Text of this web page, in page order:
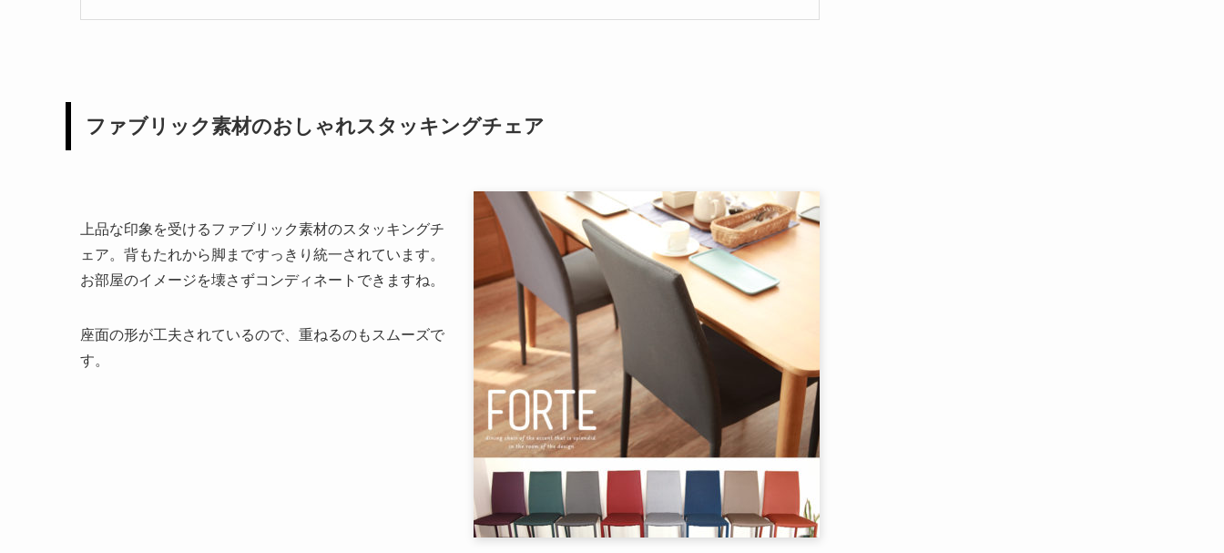
ファブリック素材のおしゃれスタッキングチェア
上品な印象を受けるファブリック素材のスタッキングチ
ェア。背もたれから脚まですっきり統一されています。
お部屋のイメージを壊さずコンディネートできますね。
座面の形が工夫されているので、重ねるのもスムーズで
す。